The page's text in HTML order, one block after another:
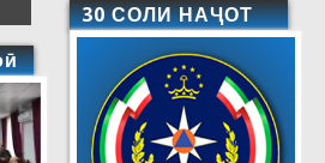
30 СОЛИ НАҶОТ